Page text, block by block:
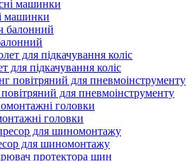
машинки
для підкачування коліс
для пневмоінструменту
головки
для шиномонтажу